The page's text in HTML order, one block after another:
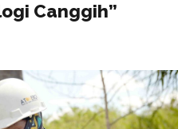
Canggih”